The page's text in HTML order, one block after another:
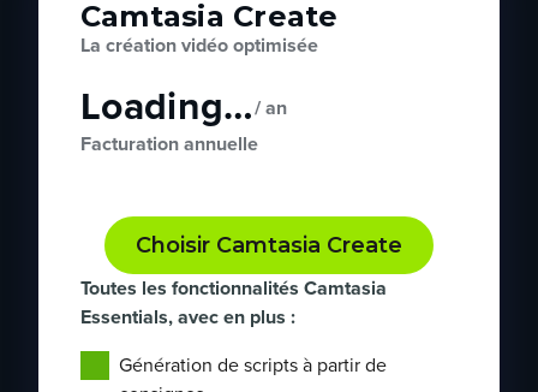
Camtasia Create
La création vidéo optimisée
Loading…/ an
Facturation annuelle
Choisir Camtasia Create
Toutes les fonctionnalités Camtasia
Essentials, avec en plus :
Génération de scripts à partir de